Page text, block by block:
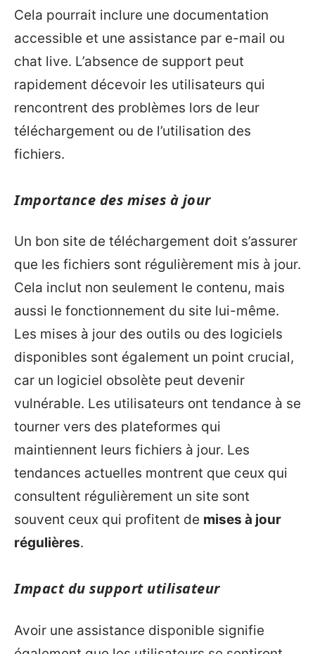
Cela pourrait inclure une documentation
accessible et une assistance par e-mail ou
chat live. L’absence de support peut
rapidement décevoir les utilisateurs qui
rencontrent des problèmes lors de leur
téléchargement ou de l’utilisation des
fichiers.
Importance des mises à jour
Un bon site de téléchargement doit s’assurer
que les fichiers sont régulièrement mis à jour.
Cela inclut non seulement le contenu, mais
aussi le fonctionnement du site lui-même.
Les mises à jour des outils ou des logiciels
disponibles sont également un point crucial,
car un logiciel obsolète peut devenir
vulnérable. Les utilisateurs ont tendance à se
tourner vers des plateformes qui
maintiennent leurs fichiers à jour. Les
tendances actuelles montrent que ceux qui
consultent régulièrement un site sont
souvent ceux qui profitent de mises à jour
régulières.
Impact du support utilisateur
Avoir une assistance disponible signifie